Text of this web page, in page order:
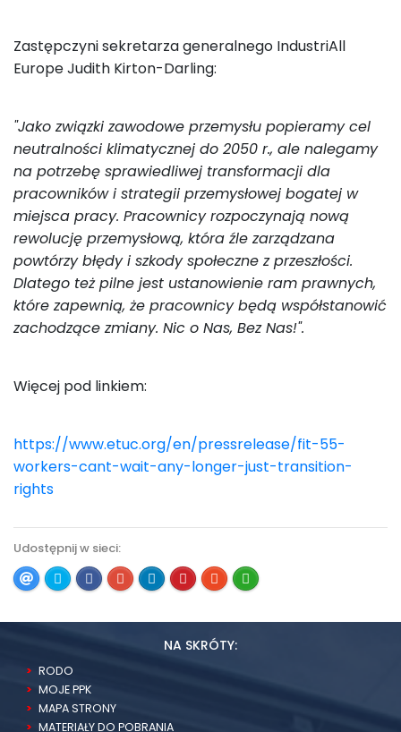
Zastępczyni sekretarza generalnego IndustriAll
Europe Judith Kirton-Darling:
"Jako związki zawodowe przemysłu popieramy cel
neutralności klimatycznej do 2050 r., ale nalegamy
na potrzebę sprawiedliwej transformacji dla
pracowników i strategii przemysłowej bogatej w
miejsca pracy. Pracownicy rozpoczynają nową
rewolucję przemysłową, która źle zarządzana
powtórzy błędy i szkody społeczne z przeszłości.
Dlatego też pilne jest ustanowienie ram prawnych,
które zapewnią, że pracownicy będą współstanowić
zachodzące zmiany. Nic o Nas, Bez Nas!".
Więcej pod linkiem:
https://www.etuc.org/en/pressrelease/fit-55-
workers-cant-wait-any-longer-just-transition-
rights
Udostępnij w sieci:
NA SKRÓTY:
RODO
MOJE PPK
MAPA STRONY
MATERIAŁY DO POBRANIA